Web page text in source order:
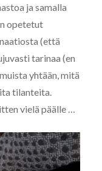
ja samalla
opetetut
(että
tarinaa (en
yhtään, mitä
tilanteita.
vielä päälle …